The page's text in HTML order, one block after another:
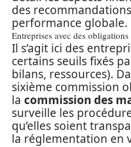
des
performance globale.
Entreprises avec des
Il s’agit ici des
certains seuils fixés
bilans, ressources).
sixième commission
la commission des
surveille les
qu’elles soient
la réglementation en